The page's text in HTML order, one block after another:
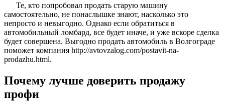
Те, кто попробовал продать старую машину
самостоятельно, не понаслышке знают, насколько это
непросто и невыгодно. Однако если обратиться в
автомобильный ломбард, все будет иначе, и уже вскоре сделка
будет совершена. Выгодно продать автомобиль в Волгограде
поможет компания http://avtovzalog.com/postavit-na-
prodazhu.html.
Почему лучше доверить продажу
профи